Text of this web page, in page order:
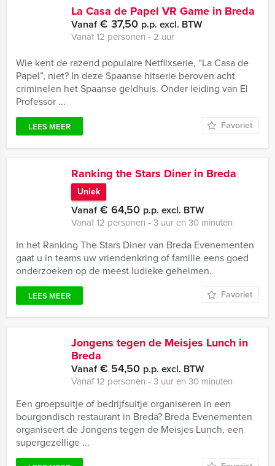
La Casa de Papel VR Game in Breda
Vanaf€ 37,50 p.p. excl. BTW
Vanaf 12 personen ‐ 2 uur
Wie kent de razend populaire Netflixserie, “La Casa de
Papel”, niet? In deze Spaanse hitserie beroven acht
criminelen het Spaanse geldhuis. Onder leiding van El
Professor ...
LEES MEER Favoriet
Ranking the Stars Diner in Breda
Uniek
Vanaf€ 64,50 p.p. excl. BTW
Vanaf 12 personen ‐ 3 uur en 30 minuten
In het Ranking The Stars Diner van Breda Evenementen
gaat u in teams uw vriendenkring of familie eens goed
onderzoeken op de meest ludieke geheimen.
LEES MEER Favoriet
Jongens tegen de Meisjes Lunch in
Breda
Vanaf€ 54,50 p.p. excl. BTW
Vanaf 12 personen ‐ 3 uur en 30 minuten
Een groepsuitje of bedrijfsuitje organiseren in een
bourgondisch restaurant in Breda? Breda Evenementen
organiseert de Jongens tegen de Meisjes Lunch, een
supergezellige ...